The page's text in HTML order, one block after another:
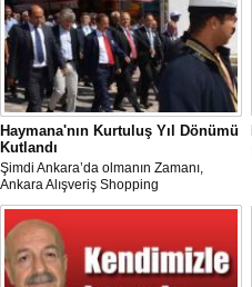
Haymana'nın Kurtuluş Yıl Dönümü
Kutlandı
Şimdi Ankara’da olmanın Zamanı,
Ankara Alışveriş Shopping
Festivali/Fest“ kapsamında,
Haymana’da düzenlenen 12 Eylül
Haymana’nın Kurtuluş Günü büyük
coşkuyla kutlandı.